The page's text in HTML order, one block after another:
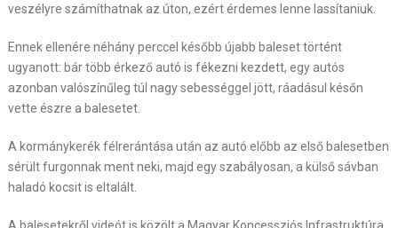
veszélyre számíthatnak az úton, ezért érdemes lenne lassítaniuk.
Ennek ellenére néhány perccel később újabb baleset történt
ugyanott: bár több érkező autó is fékezni kezdett, egy autós
azonban valószínűleg túl nagy sebességgel jött, ráadásul későn
vette észre a balesetet.
A kormánykerék félrerántása után az autó előbb az első balesetben
sérült furgonnak ment neki, majd egy szabályosan, a külső sávban
haladó kocsit is eltalált.